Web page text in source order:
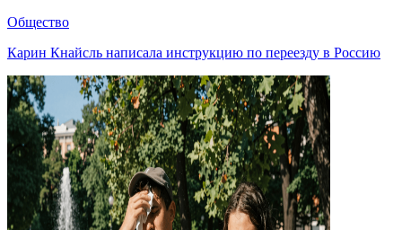
Общество
Карин Кнайсль написала инструкцию по переезду в Россию